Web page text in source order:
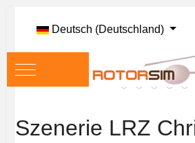
Sprache auswählen
Deutsch (Deutschland)
Mobile Menu Toggle
Szenerie LRZ